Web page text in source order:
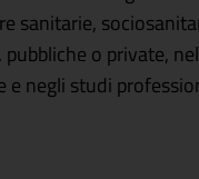
sanitarie,
pubbliche o private,
e negli studi